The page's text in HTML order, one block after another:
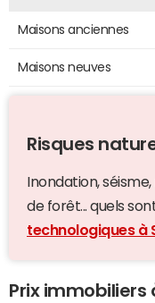
Maisons anciennes
Maisons neuves
Risques
Inondation,
de forêt... quels
technologiques à
Prix